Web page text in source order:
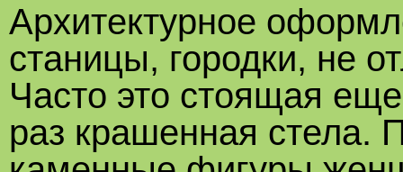
Архитектурное
станицы, городки, не
Часто это стоящая
раз крашенная стела.